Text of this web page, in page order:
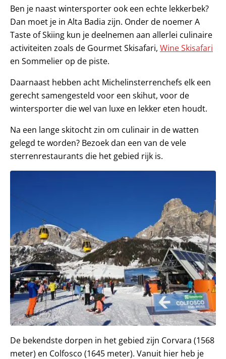
Ben je naast wintersporter ook een echte lekkerbek?
Dan moet je in Alta Badia zijn. Onder de noemer A
Taste of Skiing kun je deelnemen aan allerlei culinaire
activiteiten zoals de Gourmet Skisafari, Wine Skisafari
en Sommelier op de piste.
Daarnaast hebben acht Michelinsterrenchefs elk een
gerecht samengesteld voor een skihut, voor de
wintersporter die wel van luxe en lekker eten houdt.
Na een lange skitocht zin om culinair in de watten
gelegd te worden? Bezoek dan een van de vele
sterrenrestaurants die het gebied rijk is.
De bekendste dorpen in het gebied zijn Corvara (1568
meter) en Colfosco (1645 meter). Vanuit hier heb je